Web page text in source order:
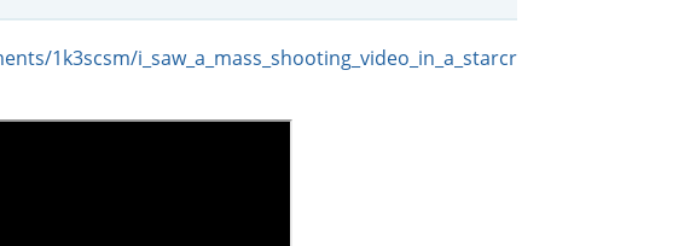
1k3scsm/i_saw_a_mass_shooting_video_in_a_starcr